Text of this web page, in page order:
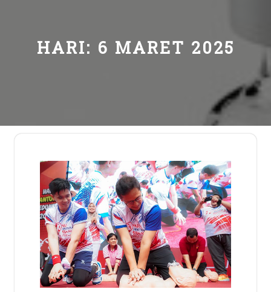
HARI: 6 MARET 2025